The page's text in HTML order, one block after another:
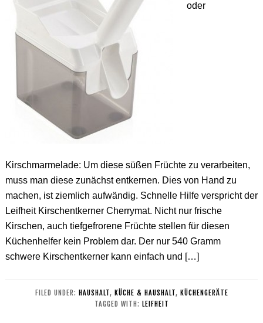
oder
Kirschmarmelade: Um diese süßen Früchte zu verarbeiten,
muss man diese zunächst entkernen. Dies von Hand zu
machen, ist ziemlich aufwändig. Schnelle Hilfe verspricht der
Leifheit Kirschentkerner Cherrymat. Nicht nur frische
Kirschen, auch tiefgefrorene Früchte stellen für diesen
Küchenhelfer kein Problem dar. Der nur 540 Gramm
schwere Kirschentkerner kann einfach und […]
FILED UNDER: HAUSHALT, KÜCHE & HAUSHALT, KÜCHENGERÄTE
TAGGED WITH: LEIFHEIT